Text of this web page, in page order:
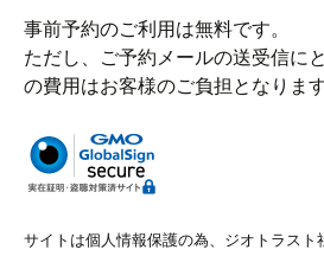
事前予約のご利用は無料です。
ただし、ご予約メールの送受信に
の費用はお客様のご負担となります
サイトは個人情報保護の為、ジオトラスト